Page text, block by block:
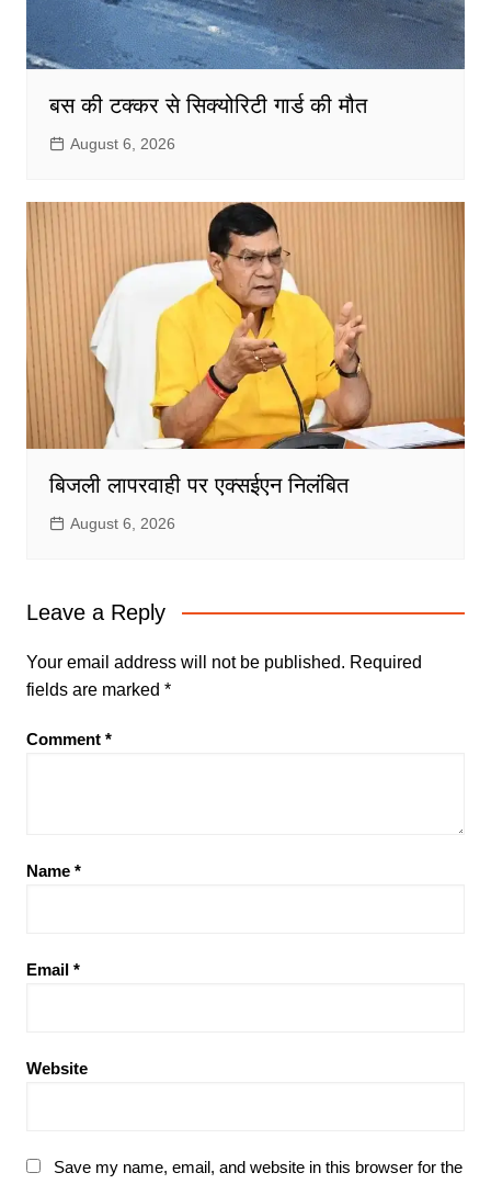
बस की टक्कर से सिक्योरिटी गार्ड की मौत
August 6, 2026
बिजली लापरवाही पर एक्सईएन निलंबित
August 6, 2026
Leave a Reply
Your email address will not be published. Required
fields are marked *
Comment *
Name *
Email *
Website
Save my name, email, and website in this browser for the